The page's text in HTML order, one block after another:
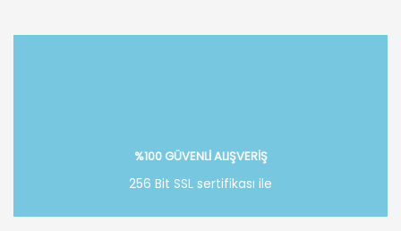
%100 GÜVENLİ ALIŞVERİŞ
256 Bit SSL sertifikası ile